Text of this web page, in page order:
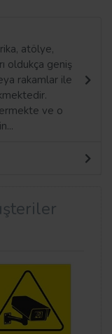
atölye,
oldukça geniş
rakamlar ile
ve o